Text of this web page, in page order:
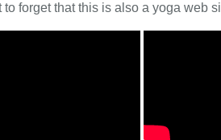
to forget that this is also a yoga web